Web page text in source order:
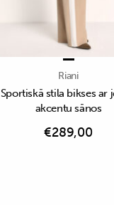
Riani
Sportiskā stila bikses ar
akcentu sānos
€289,00